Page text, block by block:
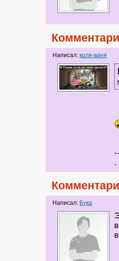
Написал:коля-ваня
.
Написал: Бука